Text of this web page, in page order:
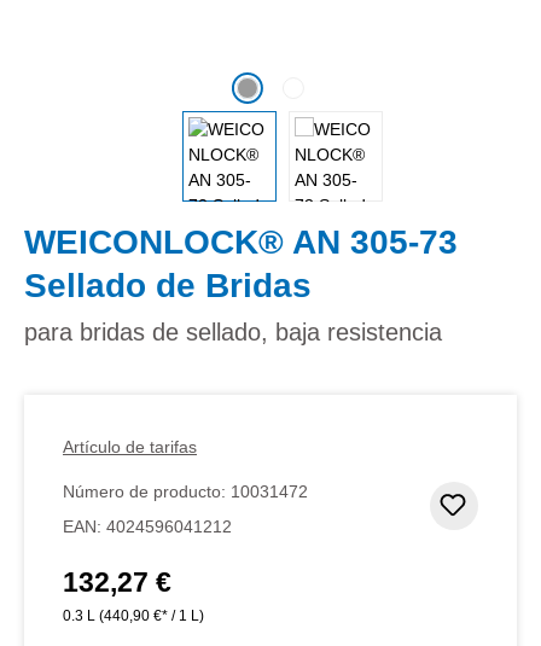
WEICONLOCK® AN 305-73
Sellado de Bridas
para bridas de sellado, baja resistencia
Artículo de tarifas
Número de producto: 10031472
EAN: 4024596041212
Precio normal:
132,27 €
0.3 L (440,90 €* / 1 L)